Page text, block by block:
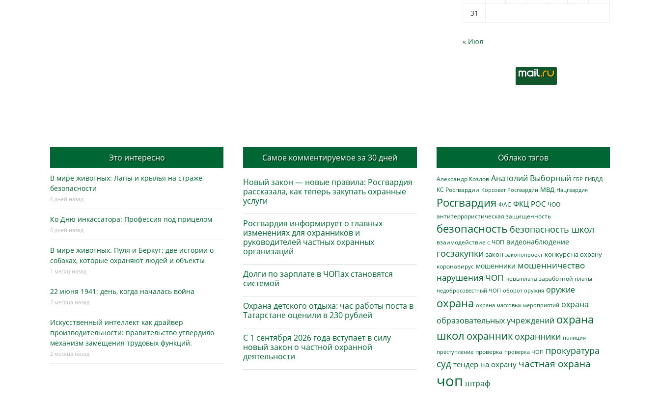
31
« Июл
Это интересно
В мире животных: Лапы и крылья на страже
безопасности
6 дней назад
Ко Дню инкассатора: Профессия под прицелом
6 дней назад
В мире животных. Пуля и Беркут: две истории о
собаках, которые охраняют людей и объекты
1 месяц назад
22 июня 1941: день, когда началась война
2 месяца назад
Искусственный интеллект как драйвер
производительности: правительство утвердило
механизм замещения трудовых функций.
2 месяца назад
Самое комментируемое за 30 дней
Новый закон — новые правила: Росгвардия
рассказала, как теперь закупать охранные
услуги
Росгвардия информирует о главных
изменениях для охранников и
руководителей частных охранных
организаций
Долги по зарплате в ЧОПах становятся
системой
Охрана детского отдыха: час работы поста в
Татарстане оценили в 230 рублей
С 1 сентября 2026 года вступает в силу
новый закон о частной охранной
деятельности
Облако тэгов
Александр Козлов Анатолий Выборный ГБР ГИБДД
КС Росгвардии Корсовет Росгвардии МВД Нацгвардия
Росгвардия ФАС ФКЦ РОС ЧОО
антитеррористическая защищенность
безопасность безопасность школ
взаимодействие с ЧОП видеонаблюдение
госзакупки закон законопроект конкурс на охрану
коронавирус мошенники мошенничество
нарушения ЧОП невыплата заработной платы
недобросовестный ЧОП оборот оружия оружие
охрана охрана массовых мероприятий охрана
образовательных учреждений охрана
школ охранник охранники полиция
преступление проверка проверка ЧОП прокуратура
суд тендер на охрану частная охрана
чоп штраф